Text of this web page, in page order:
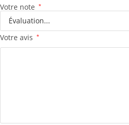
Votre note *
Votre avis *